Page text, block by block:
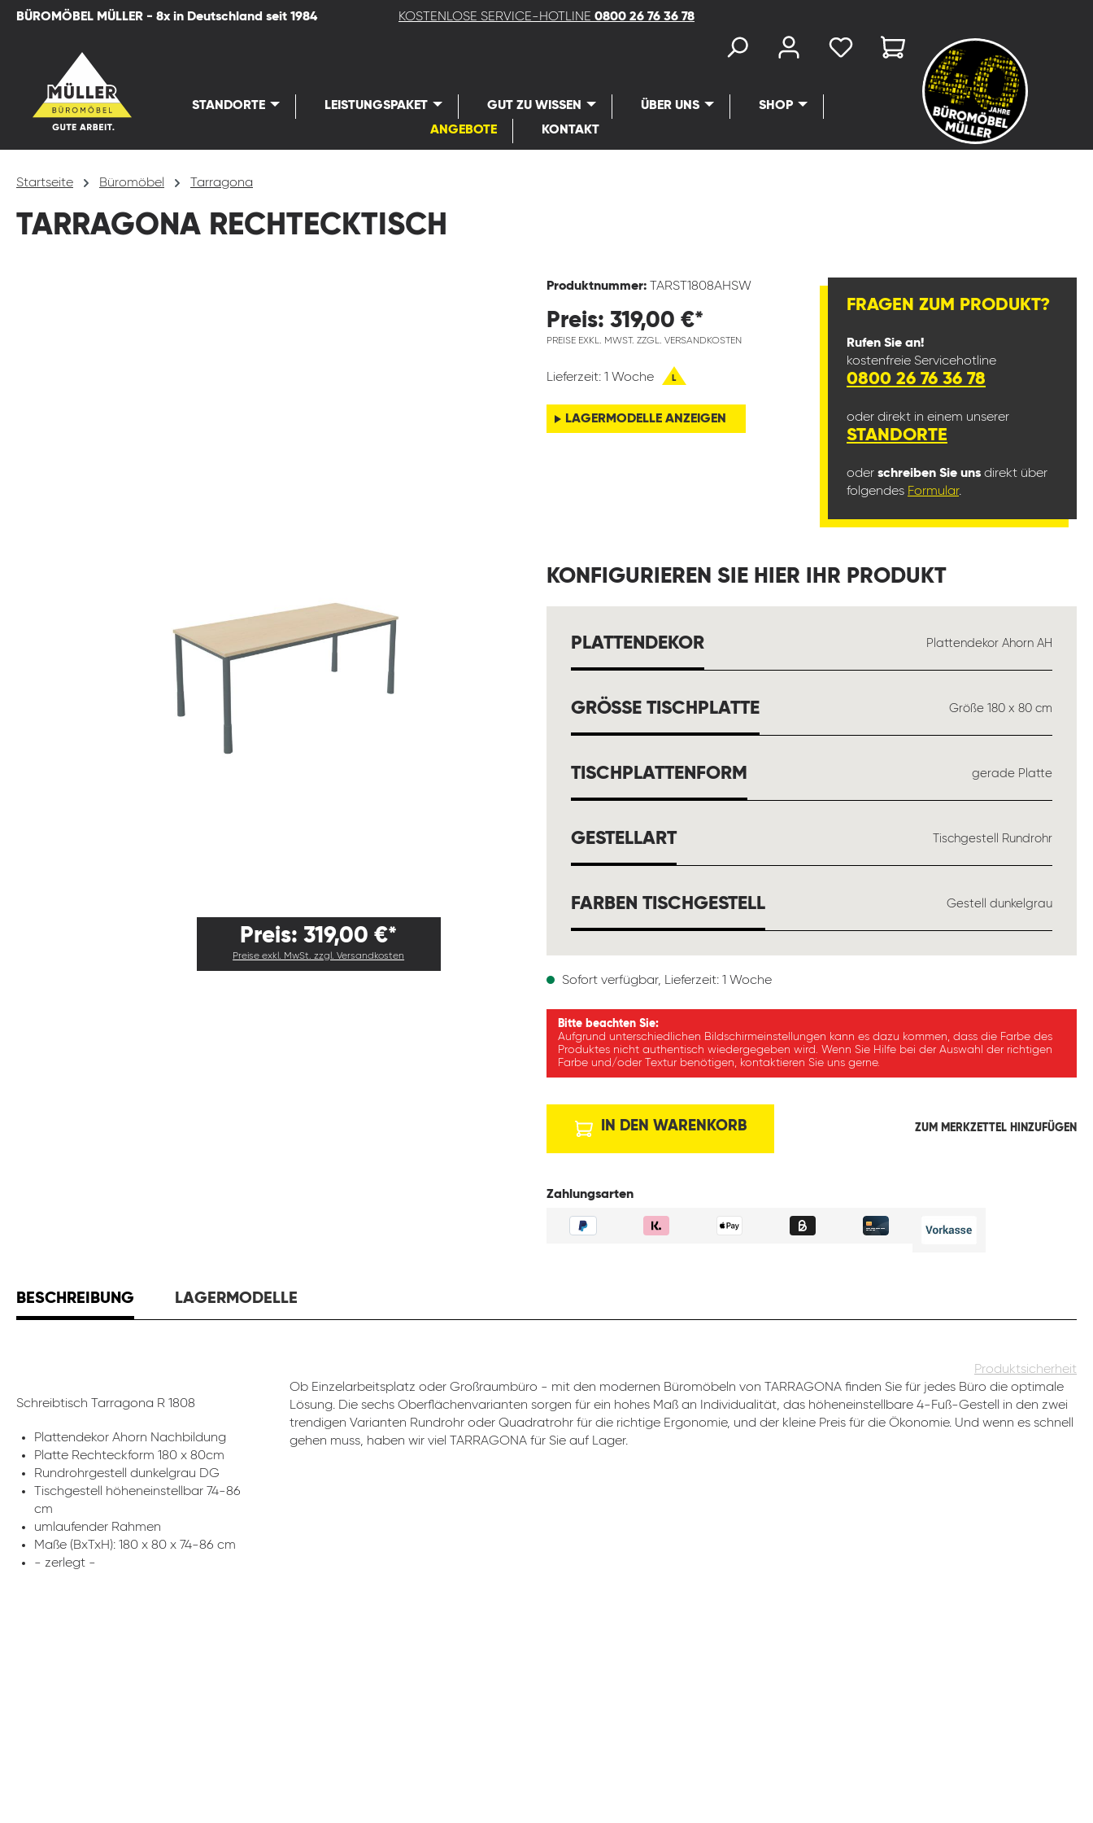
Zur Hauptnavigation springen
BÜROMÖBEL MÜLLER - 8x in Deutschland seit 1984 KOSTENLOSE SERVICE-HOTLINE 0800 26 76 36 78
STANDORTE LEISTUNGSPAKET GUT ZU WISSEN ÜBER UNS
SHOP
ANGEBOTE
KONTAKT
Startseite Büromöbel Tarragona
TARRAGONA RECHTECKTISCH
Preis: 319,00 €*
Preise exkl. MwSt. zzgl. Versandkosten
Produktnummer: TARST1808AHSW
Preis: 319,00 €*
PREISE EXKL. MWST. ZZGL. VERSANDKOSTEN
Lieferzeit: 1 Woche L
LAGERMODELLE ANZEIGEN
FRAGEN ZUM PRODUKT?
Rufen Sie an!
kostenfreie Servicehotline
0800 26 76 36 78
oder direkt in einem unserer
STANDORTE
oder schreiben Sie uns direkt über
folgendes Formular.
KONFIGURIEREN SIE HIER IHR PRODUKT
PLATTENDEKORAUSWÄHLEN Plattendekor Ahorn AH
GRÖSSE TISCHPLATTE AUSWÄHLEN Größe 180 x 80 cm
TISCHPLATTENFORM gerade Platte
GESTELLARTAUSWÄHLEN Tischgestell Rundrohr
FARBEN TISCHGESTELLAUSWÄHLEN Gestell dunkelgrau
Sofort verfügbar, Lieferzeit: 1 Woche
Bitte beachten Sie:
Aufgrund unterschiedlichen Bildschirmeinstellungen kann es dazu kommen, dass die Farbe des
Produktes nicht authentisch wiedergegeben wird. Wenn Sie Hilfe bei der Auswahl der richtigen
Farbe und/oder Textur benötigen, kontaktieren Sie uns gerne.
IN DEN WARENKORB ZUM MERKZETTEL HINZUFÜGEN
Zahlungsarten
BESCHREIBUNG LAGERMODELLE
Produktsicherheit
Schreibtisch Tarragona R 1808
Plattendekor Ahorn Nachbildung
Platte Rechteckform 180 x 80cm
Rundrohrgestell dunkelgrau DG
Tischgestell höheneinstellbar 74-86
cm
umlaufender Rahmen
Maße (BxTxH): 180 x 80 x 74-86 cm
- zerlegt -
Ob Einzelarbeitsplatz oder Großraumbüro - mit den modernen Büromöbeln von TARRAGONA finden Sie für jedes Büro die optimale
Lösung. Die sechs Oberflächenvarianten sorgen für ein hohes Maß an Individualität, das höheneinstellbare 4-Fuß-Gestell in den zwei
trendigen Varianten Rundrohr oder Quadratrohr für die richtige Ergonomie, und der kleine Preis für die Ökonomie. Und wenn es schnell
gehen muss, haben wir viel TARRAGONA für Sie auf Lager.